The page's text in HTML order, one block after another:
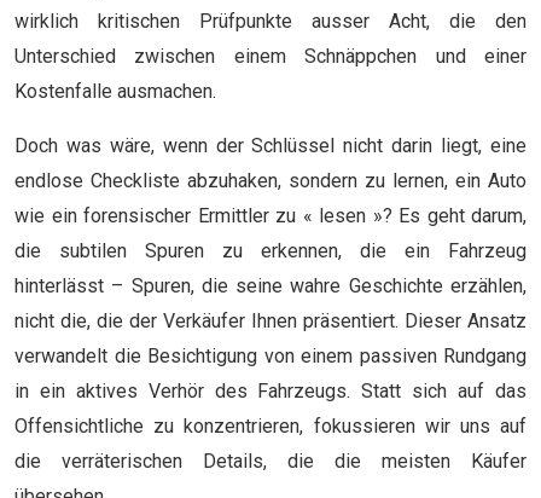
wirklich kritischen Prüfpunkte ausser Acht, die den
Unterschied zwischen einem Schnäppchen und einer
Kostenfalle ausmachen.
Doch was wäre, wenn der Schlüssel nicht darin liegt, eine
endlose Checkliste abzuhaken, sondern zu lernen, ein Auto
wie ein forensischer Ermittler zu « lesen »? Es geht darum,
die subtilen Spuren zu erkennen, die ein Fahrzeug
hinterlässt – Spuren, die seine wahre Geschichte erzählen,
nicht die, die der Verkäufer Ihnen präsentiert. Dieser Ansatz
verwandelt die Besichtigung von einem passiven Rundgang
in ein aktives Verhör des Fahrzeugs. Statt sich auf das
Offensichtliche zu konzentrieren, fokussieren wir uns auf
die verräterischen Details, die die meisten Käufer